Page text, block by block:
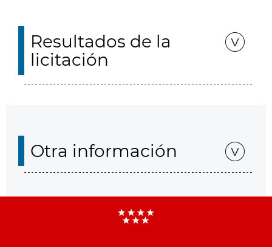
Resultados de la
licitación
Otra información